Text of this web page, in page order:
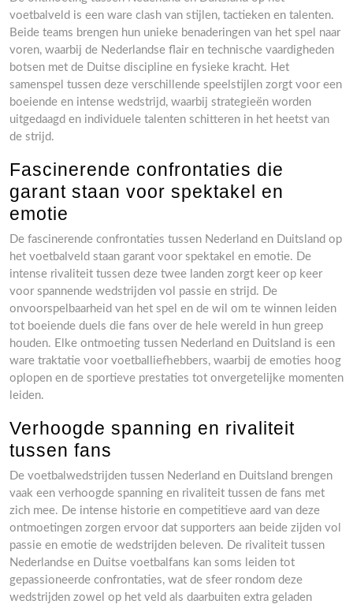
voetbalveld is een ware clash van stijlen, tactieken en talenten.
Beide teams brengen hun unieke benaderingen van het spel naar
voren, waarbij de Nederlandse flair en technische vaardigheden
botsen met de Duitse discipline en fysieke kracht. Het
samenspel tussen deze verschillende speelstijlen zorgt voor een
boeiende en intense wedstrijd, waarbij strategieën worden
uitgedaagd en individuele talenten schitteren in het heetst van
de strijd.
Fascinerende confrontaties die
garant staan voor spektakel en
emotie
De fascinerende confrontaties tussen Nederland en Duitsland op
het voetbalveld staan garant voor spektakel en emotie. De
intense rivaliteit tussen deze twee landen zorgt keer op keer
voor spannende wedstrijden vol passie en strijd. De
onvoorspelbaarheid van het spel en de wil om te winnen leiden
tot boeiende duels die fans over de hele wereld in hun greep
houden. Elke ontmoeting tussen Nederland en Duitsland is een
ware traktatie voor voetballiefhebbers, waarbij de emoties hoog
oplopen en de sportieve prestaties tot onvergetelijke momenten
leiden.
Verhoogde spanning en rivaliteit
tussen fans
De voetbalwedstrijden tussen Nederland en Duitsland brengen
vaak een verhoogde spanning en rivaliteit tussen de fans met
zich mee. De intense historie en competitieve aard van deze
ontmoetingen zorgen ervoor dat supporters aan beide zijden vol
passie en emotie de wedstrijden beleven. De rivaliteit tussen
Nederlandse en Duitse voetbalfans kan soms leiden tot
gepassioneerde confrontaties, wat de sfeer rondom deze
wedstrijden zowel op het veld als daarbuiten extra geladen